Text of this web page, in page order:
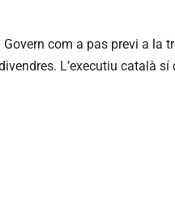
com a pas previ a la
L’executiu català sí